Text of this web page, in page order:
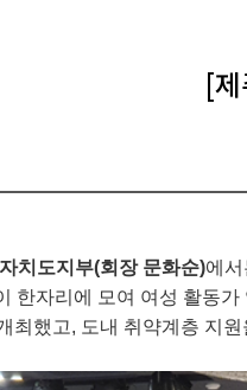
[
치도지부(회장 문화순)에서
한자리에 모여 여성 활동가
최했고, 도내 취약계층 지